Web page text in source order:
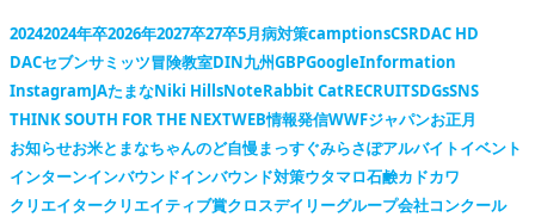
20242024年卒2026年2027卒27卒5月病対策camptionsCSRDAC HD
DACセブンサミッツ冒険教室DIN九州GBPGoogleInformation
InstagramJAたまなNiki HillsNoteRabbit CatRECRUITSDGsSNS
THINK SOUTH FOR THE NEXTWEB情報発信WWFジャパンお正月
お知らせお米とまなちゃんのど自慢まっすぐみらさぽアルバイトイベント
インターンインバウンドインバウンド対策ウタマロ石鹸カドカワ
クリエイタークリエイティブ賞クロスデイリーグループ会社コンクール